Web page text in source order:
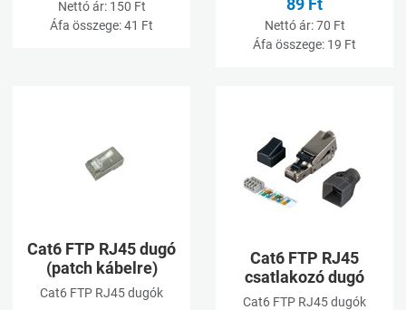
Nettó ár: 150 Ft
Áfa összege:41 Ft
89 Ft
Nettó ár:70 Ft
Áfa összege: 19 Ft
Összehasonlításhoz adom
Gyorsnézet
Cat6 FTP RJ45 dugó
(patch kábelre)
Cat6 FTP RJ45 dugók
Cat6 FTP RJ45
csatlakozó dugó
Cat6 FTP RJ45 dugók